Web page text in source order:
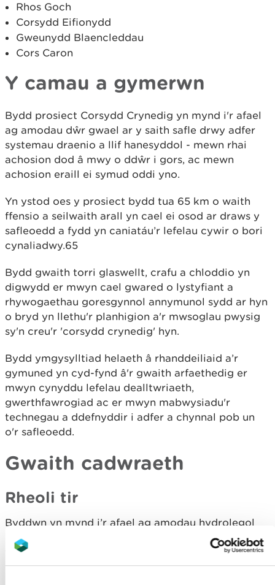
Rhos Goch
Corsydd Eifionydd
Gweunydd Blaencleddau
Cors Caron
Y camau a gymerwn
Bydd prosiect Corsydd Crynedig yn mynd i'r afael
ag amodau dŵr gwael ar y saith safle drwy adfer
systemau draenio a llif hanesyddol - mewn rhai
achosion dod â mwy o ddŵr i gors, ac mewn
achosion eraill ei symud oddi yno.
Yn ystod oes y prosiect bydd tua 65 km o waith
ffensio a seilwaith arall yn cael ei osod ar draws y
safleoedd a fydd yn caniatáu’r lefelau cywir o bori
cynaliadwy.65
Bydd gwaith torri glaswellt, crafu a chloddio yn
digwydd er mwyn cael gwared o lystyfiant a
rhywogaethau goresgynnol annymunol sydd ar hyn
o bryd yn llethu'r planhigion a'r mwsoglau pwysig
sy'n creu'r 'corsydd crynedig' hyn.
Bydd ymgysylltiad helaeth â rhanddeiliaid a’r
gymuned yn cyd-fynd â'r gwaith arfaethedig er
mwyn cynyddu lefelau dealltwriaeth,
gwerthfawrogiad ac er mwyn mabwysiadu'r
technegau a ddefnyddir i adfer a chynnal pob un
o'r safleoedd.
Gwaith cadwraeth
Rheoli tir
Byddwn yn mynd i’r afael ag amodau hydrolegol
niweidiol drwy adfer systemau draenio hanesyddol
yn yr holl leoliadau, gan wella’r systemau dŵr sy’n
gyfrifol am ddatblygu cynefinoedd mignenni